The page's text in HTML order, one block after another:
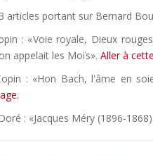
articles portant sur Bernard
: «Voie royale, Dieux
appelait les Moïs». Aller à
: «Hon Bach, l'âme en
: «Jacques Méry (1896-